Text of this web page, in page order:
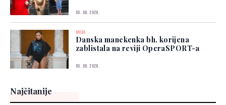
05. 08. 2026.
MODA
Danska manekenka bh. korijena
zablistala na reviji OperaSPORT-a
05. 08. 2026.
Najčitanije